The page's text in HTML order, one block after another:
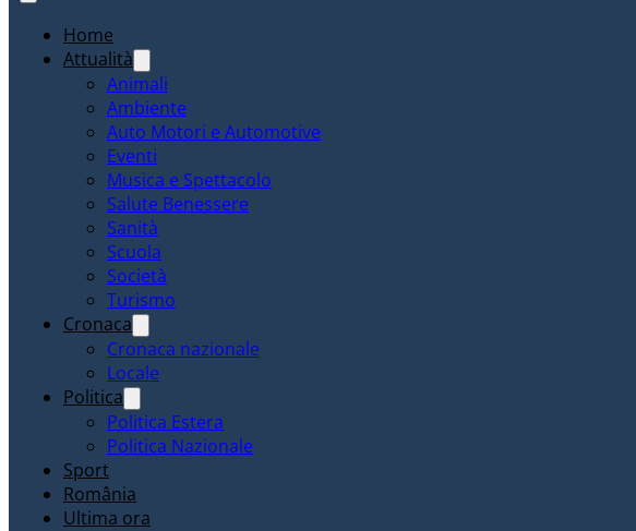
Home
Attualità
Animali
Ambiente
Auto Motori e Automotive
Eventi
Musica e Spettacolo
Salute Benessere
Sanità
Scuola
Società
Turismo
Cronaca
Cronaca nazionale
Locale
Politica
Politica Estera
Politica Nazionale
Sport
România
Ultima ora